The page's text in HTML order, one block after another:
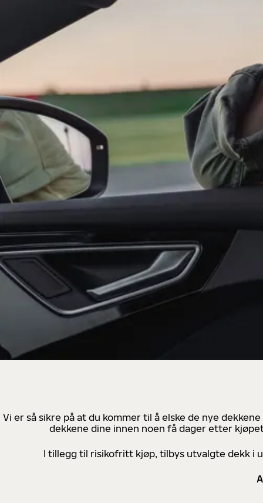
Vi er så sikre på at du kommer til å elske de nye
dekkene dine innen noen få dager etter
I tillegg til risikofritt kjøp, tilbys utvalgte dekk i